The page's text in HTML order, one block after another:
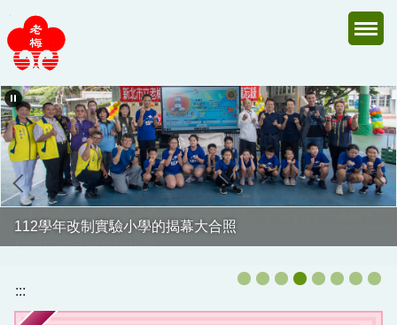
跳
到
主
內
容
區
校門口的老梅實驗小學
112學年改制實驗小學的揭幕大合照
:::